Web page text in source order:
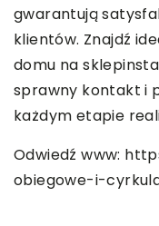
gwarantują
klientów. Znajdź
domu na
sprawny kontakt i
każdym etapie
Odwiedź www:
obiegowe-i-